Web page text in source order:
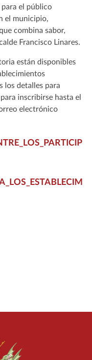
el público
el municipio,
combina sabor,
Francisco Linares.
están disponibles
los detalles para
inscribirse hasta el
electrónico